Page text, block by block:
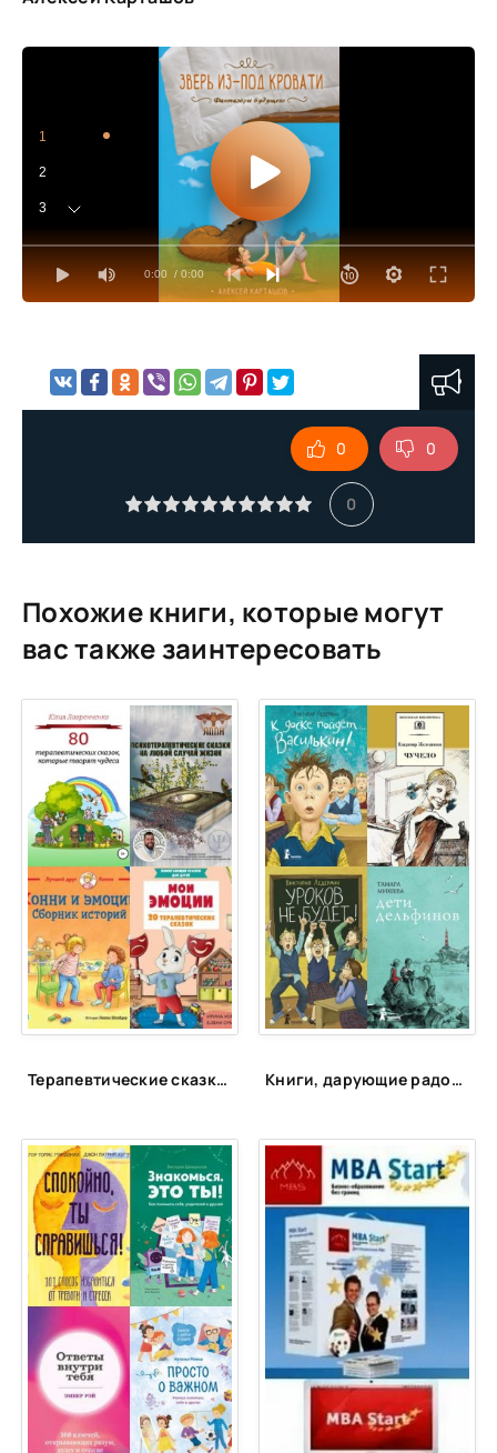
0:00 / 0:00
1
2
3
4
0
0 0
Похожие книги, которые могут
вас также заинтересовать
Терапевтические сказки для детей! Книги, дарующие радость